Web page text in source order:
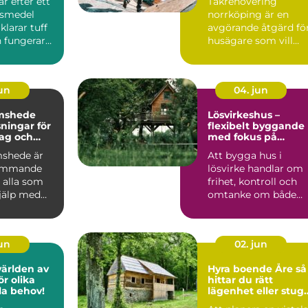
tuff
fungerar
Östgötskt klimat
norrköping är en
avgörande åtgärd
husägare som vill
mot fukt, mö...
för
och
är
som
med
04. jun
Lösvirkeshus –
flexibelt byggande
med fokus på
Att bygga hus i
lösvirke handlar om
frihet, kontroll och
omtanke om både
av
olika
behov!
02. jun
Hyra boende Åre så
hittar du rätt
lägenhet eller